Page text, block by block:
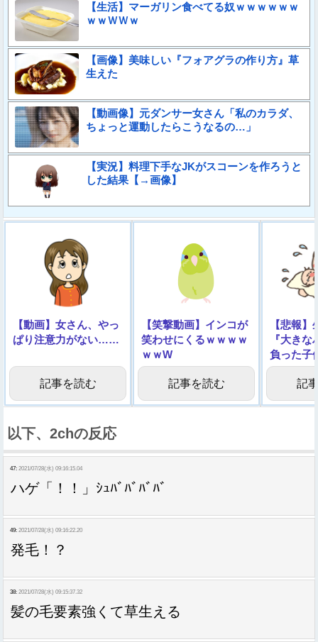
【生活】マーガリン食べてる奴ｗｗｗｗｗｗ
ｗｗＷＷｗ
【画像】美味しい『フォアグラの作り方』草
生えた
【動画像】元ダンサー女さん「私のカラダ、
ちょっと運動したらこうなるの…」
【実況】料理下手なJKがスコーンを作ろうと
した結果【→画像】
【動画】女さん、やっ
ぱり注意力がない……
記事を読む
【笑撃動画】インコが
笑わせにくるｗｗｗｗ
ｗｗW
記事を読む
【悲報
『大き
負った子
像】
記
以下、2chの反応
47: 2021/07/28(水) 09:16:15.04
ハゲ「！！」ｼｭﾊﾞﾊﾞﾊﾞﾊﾞ
49: 2021/07/28(水) 09:16:22.20
発毛！？
38: 2021/07/28(水) 09:15:37.32
髪の毛要素強くて草生える